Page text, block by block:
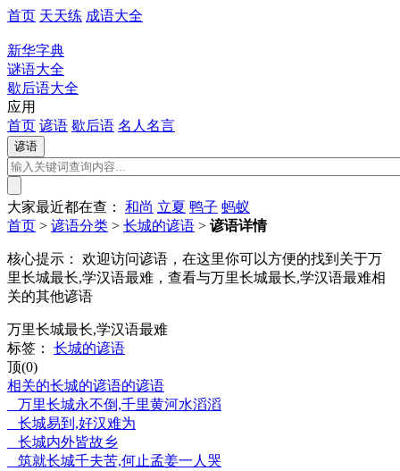
首页 天天练 成语大全
新华字典
谜语大全
歇后语大全
应用
首页 谚语 歇后语 名人名言
大家最近都在查： 和尚 立夏 鸭子 蚂蚁
首页 > 谚语分类 > 长城的谚语 > 谚语详情
核心提示：
欢迎访问谚语，在这里你可以方便的找到关于万
里长城最长,学汉语最难，查看与万里长城最长,学汉语最难相
关的其他谚语
万里长城最长,学汉语最难
标签：
长城的谚语
顶(0)
相关的长城的谚语的谚语
万里长城永不倒,千里黄河水滔滔
长城易到,好汉难为
长城内外皆故乡
筑就长城千夫苦,何止孟姜一人哭